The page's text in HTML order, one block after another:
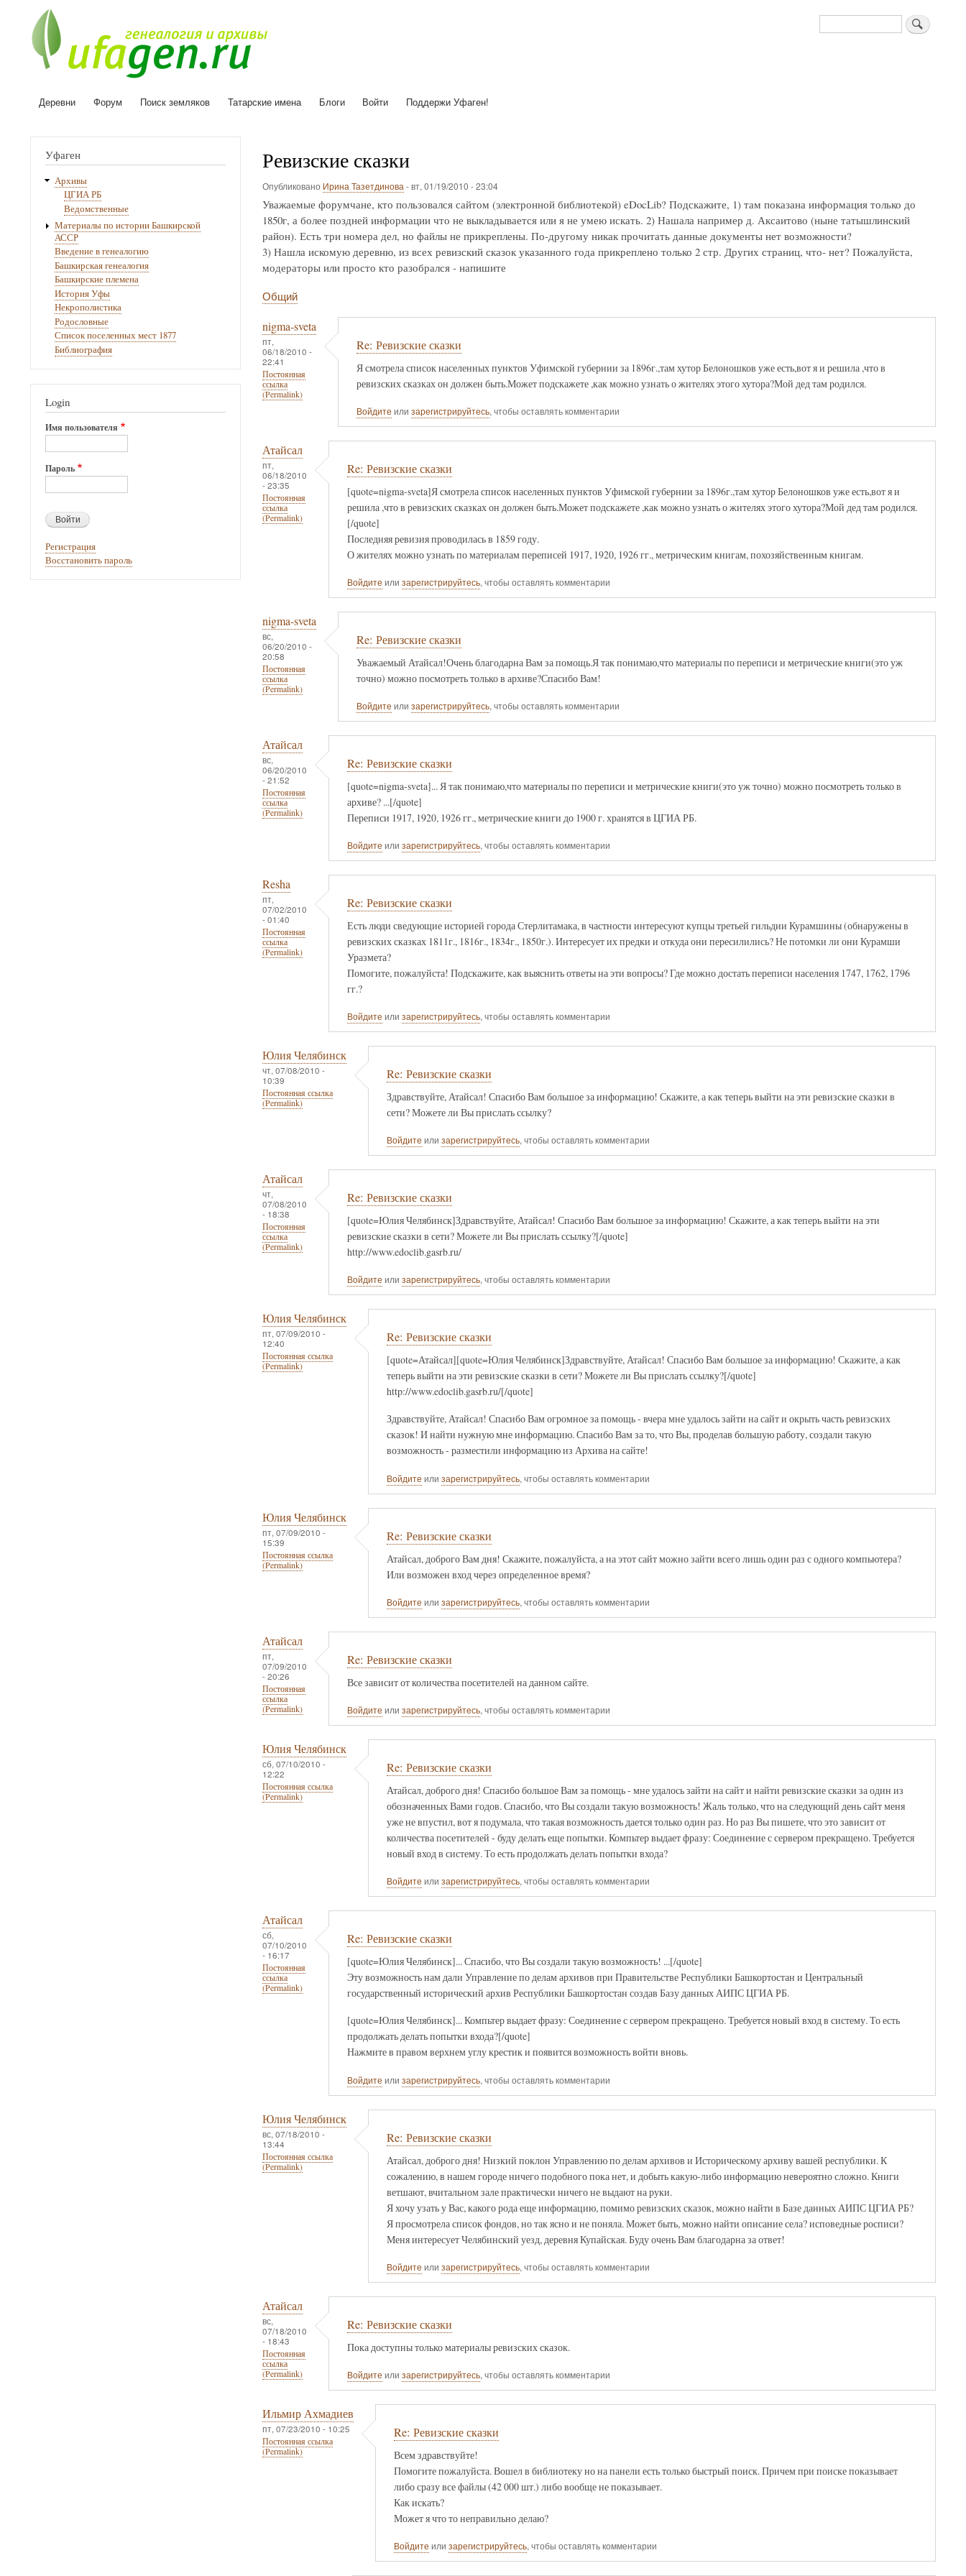
Поиск
Основная
Деревни Форум Поиск земляков Татарские имена Блоги Войти Поддержи Уфаген!
Ревизские сказки
Опубликовано Ирина Тазетдинова -вт, 01/19/2010 - 23:04
Уважаемые форумчане, кто пользовался сайтом (электронной библиотекой) eDocLib? Подскажите, 1) там показана информация только до
1850г, а более поздней информации что не выкладывается или я не умею искать. 2) Нашала например д. Аксаитово (ныне татышлинский
район). Есть три номера дел, но файлы не прикреплены. По-другому никак прочитать данные документы нет возможности?
3) Нашла искомую деревню, из всех ревизский сказок указанного года прикреплено только 2 стр. Других страниц, что- нет? Пожалуйста,
модераторы или просто кто разобрался - напишите
Общий
nigma-sveta
пт,
06/18/2010 -
22:41
Постоянная
ссылка
(Permalink)
Re: Ревизские сказки
Я смотрела список населенных пунктов Уфимской губернии за 1896г.,там хутор Белоношков уже есть,вот я и решила ,что в
ревизских сказках он должен быть.Может подскажете ,как можно узнать о жителях этого хутора?Мой дед там родился.
Войдите или зарегистрируйтесь, чтобы оставлять комментарии
Атайсал
пт,
06/18/2010
- 23:35
Постоянная
ссылка
(Permalink)
Re: Ревизские сказки
[quote=nigma-sveta]Я смотрела список населенных пунктов Уфимской губернии за 1896г.,там хутор Белоношков уже есть,вот я и
решила ,что в ревизских сказках он должен быть.Может подскажете ,как можно узнать о жителях этого хутора?Мой дед там родился.
[/quote]
Последняя ревизия проводилась в 1859 году.
О жителях можно узнать по материалам переписей 1917, 1920, 1926 гг., метрическим книгам, похозяйственным книгам.
Войдите или зарегистрируйтесь, чтобы оставлять комментарии
nigma-sveta
вс,
06/20/2010 -
20:58
Постоянная
ссылка
(Permalink)
Re: Ревизские сказки
Уважаемый Атайсал!Очень благодарна Вам за помощь.Я так понимаю,что материалы по переписи и метрические книги(это уж
точно) можно посмотреть только в архиве?Спасибо Вам!
Войдите или зарегистрируйтесь, чтобы оставлять комментарии
Атайсал
вс,
06/20/2010
- 21:52
Постоянная
ссылка
(Permalink)
Re: Ревизские сказки
[quote=nigma-sveta]... Я так понимаю,что материалы по переписи и метрические книги(это уж точно) можно посмотреть только в
архиве? ...[/quote]
Переписи 1917, 1920, 1926 гг., метрические книги до 1900 г. хранятся в ЦГИА РБ.
Войдите или зарегистрируйтесь, чтобы оставлять комментарии
Resha
пт,
07/02/2010
- 01:40
Постоянная
ссылка
(Permalink)
Re: Ревизские сказки
Есть люди сведующие историей города Стерлитамака, в частности интересуют купцы третьей гильдии Курамшины (обнаружены в
ревизских сказках 1811г., 1816г., 1834г., 1850г.). Интересует их предки и откуда они пересилились? Не потомки ли они Курамши
Уразмета?
Помогите, пожалуйста! Подскажите, как выяснить ответы на эти вопросы? Где можно достать переписи населения 1747, 1762, 1796
гг.?
Войдите или зарегистрируйтесь, чтобы оставлять комментарии
Юлия Челябинск
чт, 07/08/2010 -
10:39
Постоянная ссылка
(Permalink)
Re: Ревизские сказки
Здравствуйте, Атайсал! Спасибо Вам большое за информацию! Скажите, а как теперь выйти на эти ревизские сказки в
сети? Можете ли Вы прислать ссылку?
Войдите или зарегистрируйтесь, чтобы оставлять комментарии
Атайсал
чт,
07/08/2010
- 18:38
Постоянная
ссылка
(Permalink)
Re: Ревизские сказки
[quote=Юлия Челябинск]Здравствуйте, Атайсал! Спасибо Вам большое за информацию! Скажите, а как теперь выйти на эти
ревизские сказки в сети? Можете ли Вы прислать ссылку?[/quote]
http://www.edoclib.gasrb.ru/
Войдите или зарегистрируйтесь, чтобы оставлять комментарии
Юлия Челябинск
пт, 07/09/2010 -
12:40
Постоянная ссылка
(Permalink)
Re: Ревизские сказки
[quote=Атайсал][quote=Юлия Челябинск]Здравствуйте, Атайсал! Спасибо Вам большое за информацию! Скажите, а как
теперь выйти на эти ревизские сказки в сети? Можете ли Вы прислать ссылку?[/quote]
http://www.edoclib.gasrb.ru/[/quote]
Здравствуйте, Атайсал! Спасибо Вам огромное за помощь - вчера мне удалось зайти на сайт и окрыть часть ревизских
сказок! И найти нужную мне информацию. Спасибо Вам за то, что Вы, проделав большую работу, создали такую
возможность - разместили информацию из Архива на сайте!
Войдите или зарегистрируйтесь, чтобы оставлять комментарии
Юлия Челябинск
пт, 07/09/2010 -
15:39
Постоянная ссылка
(Permalink)
Re: Ревизские сказки
Атайсал, доброго Вам дня! Скажите, пожалуйста, а на этот сайт можно зайти всего лишь один раз с одного компьютера?
Или возможен вход через определенное время?
Войдите или зарегистрируйтесь, чтобы оставлять комментарии
Атайсал
пт,
07/09/2010
- 20:26
Постоянная
ссылка
(Permalink)
Re: Ревизские сказки
Все зависит от количества посетителей на данном сайте.
Войдите или зарегистрируйтесь, чтобы оставлять комментарии
Юлия Челябинск
сб, 07/10/2010 -
12:22
Постоянная ссылка
(Permalink)
Re: Ревизские сказки
Атайсал, доброго дня! Спасибо большое Вам за помощь - мне удалось зайти на сайт и найти ревизские сказки за один из
обозначенных Вами годов. Спасибо, что Вы создали такую возможность! Жаль только, что на следующий день сайт меня
уже не впустил, вот я подумала, что такая возможность дается только один раз. Но раз Вы пишете, что это зависит от
количества посетителей - буду делать еще попытки. Компьтер выдает фразу: Соединение с сервером прекращено. Требуется
новый вход в систему. То есть продолжать делать попытки входа?
Войдите или зарегистрируйтесь, чтобы оставлять комментарии
Атайсал
сб,
07/10/2010
- 16:17
Постоянная
ссылка
(Permalink)
Re: Ревизские сказки
[quote=Юлия Челябинск]... Спасибо, что Вы создали такую возможность! ...[/quote]
Эту возможность нам дали Управление по делам архивов при Правительстве Республики Башкортостан и Центральный
государственный исторический архив Республики Башкортостан создав Базу данных АИПС ЦГИА РБ.
[quote=Юлия Челябинск]... Компьтер выдает фразу: Соединение с сервером прекращено. Требуется новый вход в систему. То есть
продолжать делать попытки входа?[/quote]
Нажмите в правом верхнем углу крестик и появится возможность войти вновь.
Войдите или зарегистрируйтесь, чтобы оставлять комментарии
Юлия Челябинск
вс, 07/18/2010 -
13:44
Постоянная ссылка
(Permalink)
Re: Ревизские сказки
Атайсал, доброго дня! Низкий поклон Управлению по делам архивов и Историческому архиву вашей республики. К
сожалению, в нашем городе ничего подобного пока нет, и добыть какую-либо информацию невероятно сложно. Книги
ветшают, вчитальном зале практически ничего не выдают на руки.
Я хочу узать у Вас, какого рода еще информацию, помимо ревизских сказок, можно найти в Базе данных АИПС ЦГИА РБ?
Я просмотрела список фондов, но так ясно и не поняла. Может быть, можно найти описание села? исповедные росписи?
Меня интересует Челябинский уезд, деревня Купайская. Буду очень Вам благодарна за ответ!
Войдите или зарегистрируйтесь, чтобы оставлять комментарии
Атайсал
вс,
07/18/2010
- 18:43
Постоянная
ссылка
(Permalink)
Re: Ревизские сказки
Пока доступны только материалы ревизских сказок.
Войдите или зарегистрируйтесь, чтобы оставлять комментарии
Ильмир Ахмадиев
пт, 07/23/2010 - 10:25
Постоянная ссылка
(Permalink)
Re: Ревизские сказки
Всем здравствуйте!
Помогите пожалуйста. Вошел в библиотеку но на панели есть только быстрый поиск. Причем при поиске показывает
либо сразу все файлы (42 000 шт.) либо вообще не показывает.
Как искать?
Может я что то неправильно делаю?
Войдите или зарегистрируйтесь, чтобы оставлять комментарии
Уфаген
Архивы
ЦГИА РБ
Ведомственные
Материалы по истории Башкирской
АССР
Введение в генеалогию
Башкирская генеалогия
Башкирские племена
История Уфы
Некрополистика
Родословные
Список поселенных мест 1877
Библиография
Login
Имя пользователя
Пароль
Регистрация
Восстановить пароль